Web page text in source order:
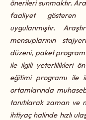
önerileri sunmaktır.
faaliyet gösteren
uygulanmıştır.
mensuplarının
düzeni, paket program
ile ilgili yeterlilikleri ön
eğitimi programı ile
ortamlarında
tanıtılarak zaman ve
ihtiyaç halinde hızlı